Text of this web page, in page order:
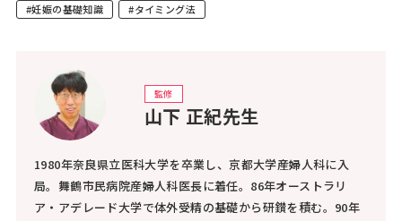
#妊娠の基礎知識 #タイミング法
監修
山下 正紀先生
1980年奈良県立医科大学を卒業し、京都大学産婦人科に入
局。舞鶴市民病院産婦人科医長に着任。86年オーストラリ
ア・アデレード大学で体外受精の基礎から研鑚を積む。90年